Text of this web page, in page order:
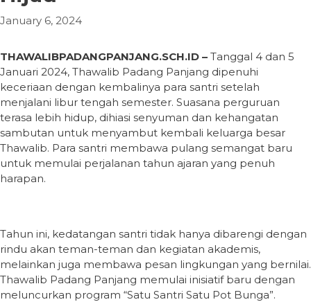
January 6, 2024
THAWALIBPADANGPANJANG.SCH.ID – Tanggal 4 dan 5
Januari 2024, Thawalib Padang Panjang dipenuhi
keceriaan dengan kembalinya para santri setelah
menjalani libur tengah semester. Suasana perguruan
terasa lebih hidup, dihiasi senyuman dan kehangatan
sambutan untuk menyambut kembali keluarga besar
Thawalib. Para santri membawa pulang semangat baru
untuk memulai perjalanan tahun ajaran yang penuh
harapan.
Tahun ini, kedatangan santri tidak hanya dibarengi dengan
rindu akan teman-teman dan kegiatan akademis,
melainkan juga membawa pesan lingkungan yang bernilai.
Thawalib Padang Panjang memulai inisiatif baru dengan
meluncurkan program “Satu Santri Satu Pot Bunga”.